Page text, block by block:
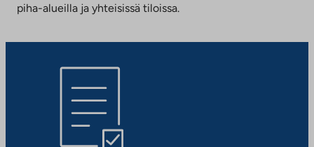
piha-alueilla ja yhteisissä tiloissa.